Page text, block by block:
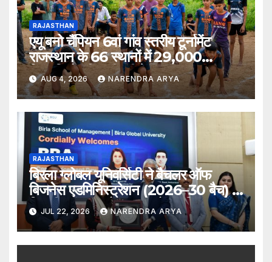
RAJASTHAN
एयू बनो चैंपियन 6वां गांव स्तरीय टूर्नामेंट
राजस्थान के 66 स्थानों में 29,000
खिलाड़ियों की भागीदारी के साथ संपन्न हुआ
AUG 4, 2026 NARENDRA ARYA
RAJASTHAN
बिरला ग्लोबल यूनिवर्सिटी ने बैचलर ऑफ
बिजनेस एडमिनिस्ट्रेशन (2026–30 बैच) के
लिए दीक्षारंभ समारोह का आयोजन किया
JUL 22, 2026 NARENDRA ARYA